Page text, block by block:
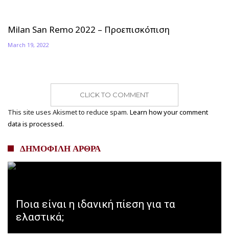
Milan San Remo 2022 – Προεπισκόπιση
March 19, 2022
CLICK TO COMMENT
This site uses Akismet to reduce spam. Learn how your comment
data is processed.
ΔΗΜΟΦΙΛΗ ΑΡΘΡΑ
Ποια είναι η ιδανική πίεση για τα
ελαστικά;